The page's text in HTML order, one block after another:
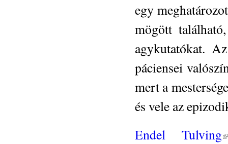
egy
mögött
agykutatókat.
páciensei
mert a
és vele az
Endel Tulving